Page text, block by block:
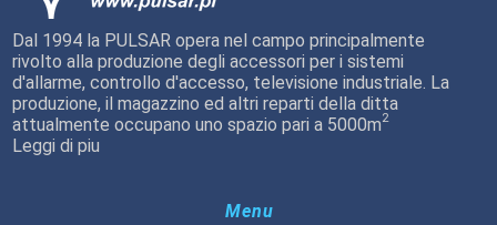
Dal 1994 la PULSAR opera nel campo principalmente
rivolto alla produzione degli accessori per i sistemi
d'allarme, controllo d'accesso, televisione industriale. La
produzione, il magazzino ed altri reparti della ditta
attualmente occupano uno spazio pari a 5000m2
Leggi di piu
Menu